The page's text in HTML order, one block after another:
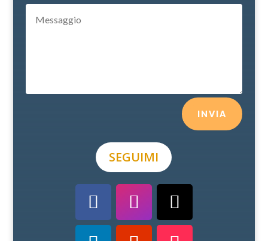
INVIA
SEGUIMI